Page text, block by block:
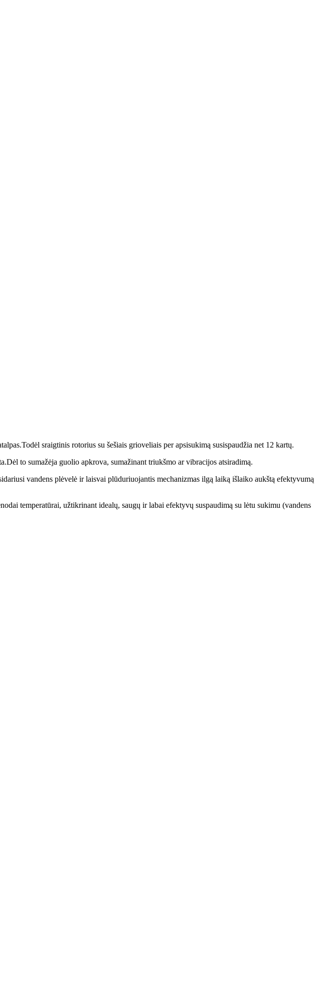
sraigtinis rotorius su šešiais grioveliais per apsisukimą susispaudžia net 12 kartų.
to sumažėja guolio apkrova, sumažinant triukšmo ar vibracijos atsiradimą.
vandens plėvelė ir laisvai plūduriuojantis mechanizmas ilgą laiką išlaiko aukštą efektyvumą
temperatūrai, užtikrinant idealų, saugų ir labai efektyvų suspaudimą su lėtu sukimu (vandens